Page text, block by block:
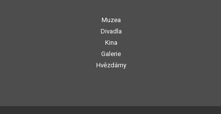
Muzea
Divadla
Kina
Galerie
Hvězdárny